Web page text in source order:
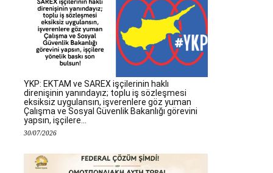
YKP: EKTAM ve SAREX işçilerinin haklı
direnişinin yanındayız; toplu iş sözleşmesi
eksiksiz uygulansın, işverenlere göz yuman
Çalışma ve Sosyal Güvenlik Bakanlığı görevini
yapsın, işçilere...
30/07/2026